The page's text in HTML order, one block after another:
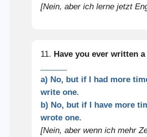
[Nein, aber ich lerne jetzt
11. Have you ever written
a) No, but if I had more
write one.
b) No, but if I have more
wrote one.
[Nein, aber wenn ich mehr